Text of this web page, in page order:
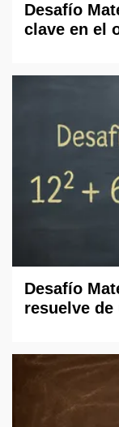
Desafío
clave en el
Desafío
resuelve